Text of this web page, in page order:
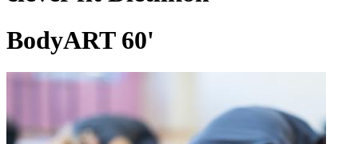
BodyART 60'